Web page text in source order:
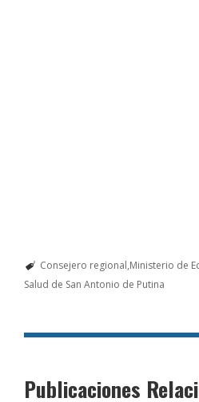
Consejero regional Ministerio de
Salud de San Antonio de Putina
Publicaciones